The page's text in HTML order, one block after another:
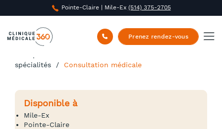
Pointe-Claire | Mile-Ex (514) 375-2705
Prenez rendez-vous
spécialités / Consultation médicale
Disponible à
Mile-Ex
Pointe-Claire